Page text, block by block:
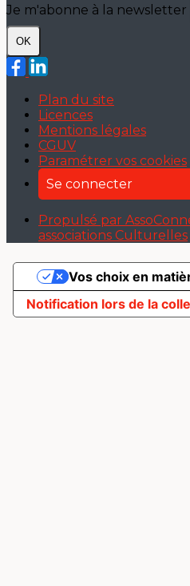
Je m'abonne à la newsletter
OK
Plan du site
Licences
Mentions légales
CGUV
Paramétrer vos cookies
Se connecter
Propulsé par
associations Culturelles
Notification lors de la
Vos choix en